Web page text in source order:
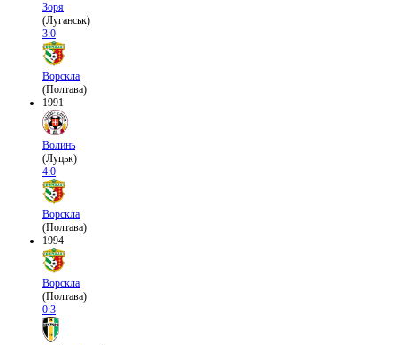
Зоря
(Луганськ)
3:0
Ворскла
(Полтава)
1991
Волинь
(Луцьк)
4:0
Ворскла
(Полтава)
1994
Ворскла
(Полтава)
0:3